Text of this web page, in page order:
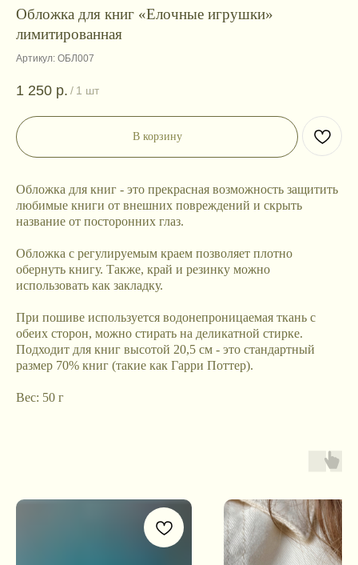
Обложка для книг «Елочные игрушки»
лимитированная
Артикул: ОБЛ007
1 250 р. / 1 шт
В корзину
Обложка для книг - это прекрасная возможность защитить
любимые книги от внешних повреждений и скрыть
название от посторонних глаз.
Обложка с регулируемым краем позволяет плотно
обернуть книгу. Также, край и резинку можно
использовать как закладку.
При пошиве используется водонепроницаемая ткань с
обеих сторон, можно стирать на деликатной стирке.
Подходит для книг высотой 20,5 см - это стандартный
размер 70% книг (такие как Гарри Поттер).
Вес: 50 г